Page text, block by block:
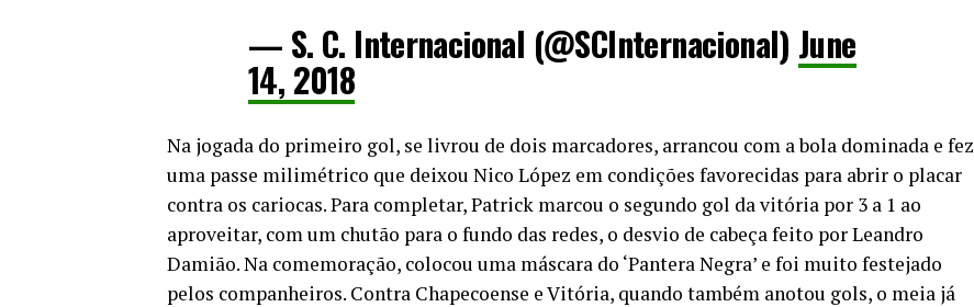
— S. C. Internacional (@SCInternacional) June
14, 2018
Na jogada do primeiro gol, se livrou de dois marcadores, arrancou com a bola dominada e fez
uma passe milimétrico que deixou Nico López em condições favorecidas para abrir o placar
contra os cariocas. Para completar, Patrick marcou o segundo gol da vitória por 3 a 1 ao
aproveitar, com um chutão para o fundo das redes, o desvio de cabeça feito por Leandro
Damião. Na comemoração, colocou uma máscara do ‘Pantera Negra’ e foi muito festejado
pelos companheiros. Contra Chapecoense e Vitória, quando também anotou gols, o meia já